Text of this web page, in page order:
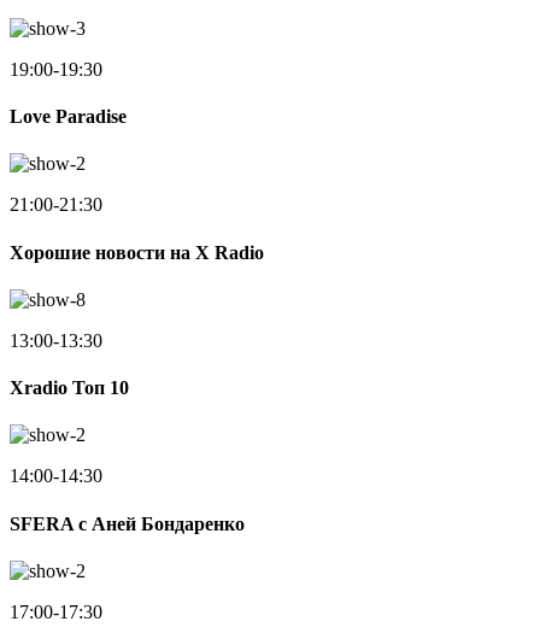
19:00-19:30
Love Paradise
21:00-21:30
Хорошие новости на X Radio
13:00-13:30
Xradio Топ 10
14:00-14:30
SFERA с Аней Бондаренко
17:00-17:30